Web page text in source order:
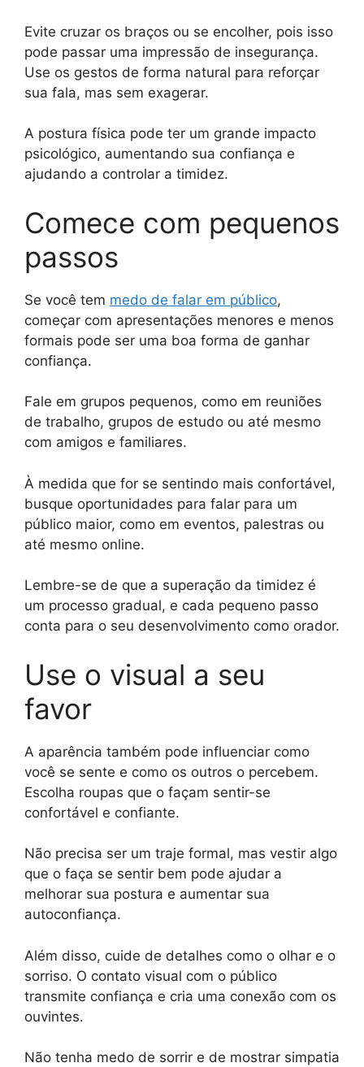
Evite cruzar os braços ou se encolher, pois isso
pode passar uma impressão de insegurança.
Use os gestos de forma natural para reforçar
sua fala, mas sem exagerar.
A postura física pode ter um grande impacto
psicológico, aumentando sua confiança e
ajudando a controlar a timidez.
Comece com pequenos
passos
Se você tem medo de falar em público,
começar com apresentações menores e menos
formais pode ser uma boa forma de ganhar
confiança.
Fale em grupos pequenos, como em reuniões
de trabalho, grupos de estudo ou até mesmo
com amigos e familiares.
À medida que for se sentindo mais confortável,
busque oportunidades para falar para um
público maior, como em eventos, palestras ou
até mesmo online.
Lembre-se de que a superação da timidez é
um processo gradual, e cada pequeno passo
conta para o seu desenvolvimento como orador.
Use o visual a seu
favor
A aparência também pode influenciar como
você se sente e como os outros o percebem.
Escolha roupas que o façam sentir-se
confortável e confiante.
Não precisa ser um traje formal, mas vestir algo
que o faça se sentir bem pode ajudar a
melhorar sua postura e aumentar sua
autoconfiança.
Além disso, cuide de detalhes como o olhar e o
sorriso. O contato visual com o público
transmite confiança e cria uma conexão com os
ouvintes.
Não tenha medo de sorrir e de mostrar simpatia